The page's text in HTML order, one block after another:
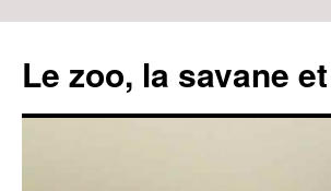
Le zoo, la savane